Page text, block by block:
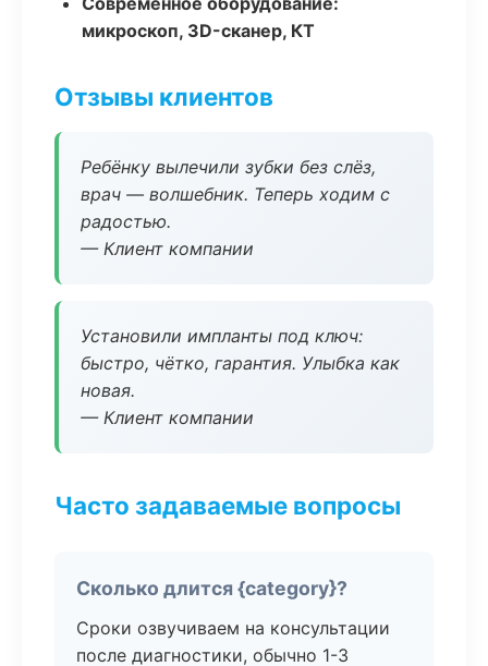
микроскоп, 3D-сканер, КТ
Отзывы клиентов
Ребёнку вылечили зубки без слёз,
врач — волшебник. Теперь ходим с
радостью.
— Клиент компании
Установили импланты под ключ:
быстро, чётко, гарантия. Улыбка как
новая.
— Клиент компании
Часто задаваемые вопросы
Сколько длится {category}?
Сроки озвучиваем на консультации
после диагностики, обычно 1-3